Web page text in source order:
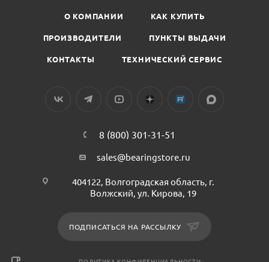
О КОМПАНИИ КАК КУПИТЬ
ПРОИЗВОДИТЕЛИ ПУНКТЫ ВЫДАЧИ
КОНТАКТЫ ТЕХНИЧЕСКИЙ СЕРВИС
8 (800) 301-31-51
sales@bearingstore.ru
404122, Волгоградская область, г.
Волжский, ул. Кирова, 19
ПОДПИСАТЬСЯ НА РАССЫЛКУ